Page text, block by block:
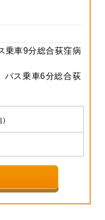
車9分総合荻窪病
ス乗車6分総合荻